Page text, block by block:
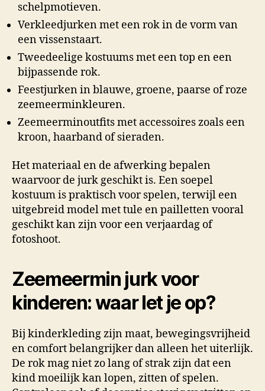
schelpmotieven.
Verkleedjurken met een rok in de vorm van
een vissenstaart.
Tweedeelige kostuums met een top en een
bijpassende rok.
Feestjurken in blauwe, groene, paarse of roze
zeemeerminkleuren.
Zeemeerminoutfits met accessoires zoals een
kroon, haarband of sieraden.
Het materiaal en de afwerking bepalen
waarvoor de jurk geschikt is. Een soepel
kostuum is praktisch voor spelen, terwijl een
uitgebreid model met tule en pailletten vooral
geschikt kan zijn voor een verjaardag of
fotoshoot.
Zeemeermin jurk voor
kinderen: waar let je op?
Bij kinderkleding zijn maat, bewegingsvrijheid
en comfort belangrijker dan alleen het uiterlijk.
De rok mag niet zo lang of strak zijn dat een
kind moeilijk kan lopen, zitten of spelen.